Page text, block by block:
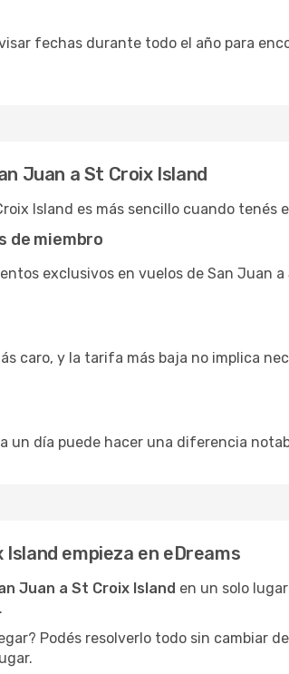
fechas durante todo el año para
Juan a St Croix Island
Island es más sencillo cuando
de miembro
exclusivos en vuelos de San Juan
caro, y la tarifa más baja no implica
un día puede hacer una diferencia
Island empieza en eDreams
Juan a St Croix Island en un solo
Podés resolverlo todo sin cambiar